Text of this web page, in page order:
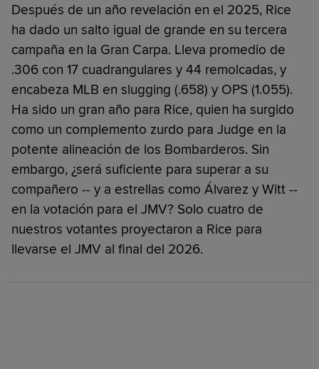
Después de un año revelación en el 2025, Rice
ha dado un salto igual de grande en su tercera
campaña en la Gran Carpa. Lleva promedio de
.306 con 17 cuadrangulares y 44 remolcadas, y
encabeza MLB en slugging (.658) y OPS (1.055).
Ha sido un gran año para Rice, quien ha surgido
como un complemento zurdo para Judge en la
potente alineación de los Bombarderos. Sin
embargo, ¿será suficiente para superar a su
compañero -- y a estrellas como Álvarez y Witt --
en la votación para el JMV? Solo cuatro de
nuestros votantes proyectaron a Rice para
llevarse el JMV al final del 2026.